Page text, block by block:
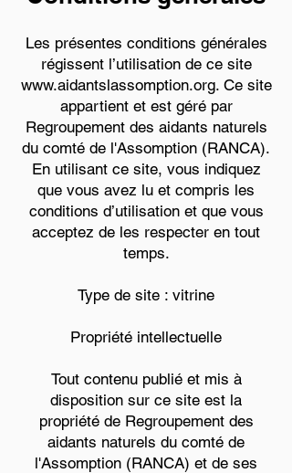
Les présentes conditions générales
régissent l’utilisation de ce site
www.aidantslassomption.org. Ce site
appartient et est géré par
Regroupement des aidants naturels
du comté de l'Assomption (RANCA).
En utilisant ce site, vous indiquez
que vous avez lu et compris les
conditions d’utilisation et que vous
acceptez de les respecter en tout
temps.
Type de site : vitrine
Propriété intellectuelle
Tout contenu publié et mis à
disposition sur ce site est la
propriété de Regroupement des
aidants naturels du comté de
l'Assomption (RANCA) et de ses